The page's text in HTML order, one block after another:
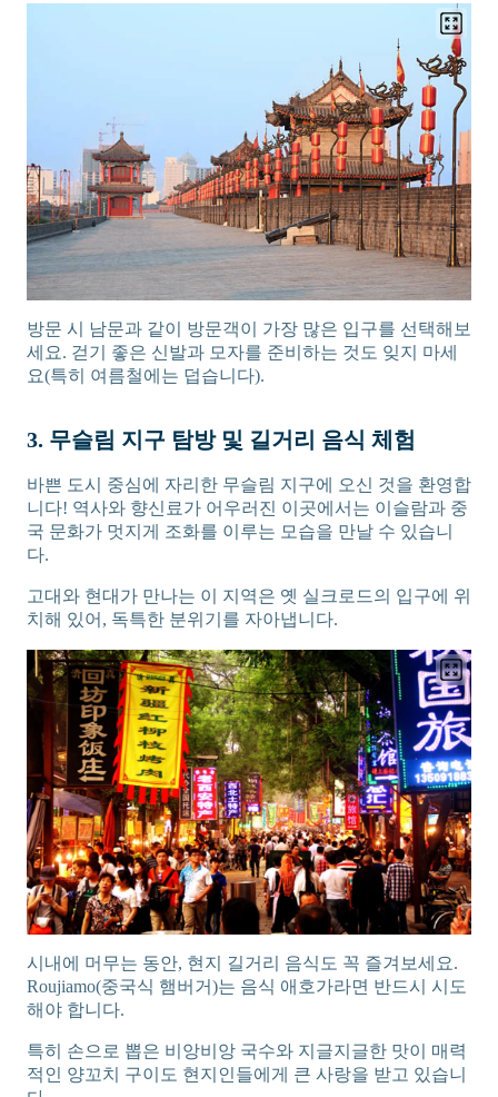
방문 시 남문과 같이 방문객이 가장 많은 입구를 선택해보
세요. 걷기 좋은 신발과 모자를 준비하는 것도 잊지 마세
요(특히 여름철에는 덥습니다).
3. 무슬림 지구 탐방 및 길거리 음식 체험
바쁜 도시 중심에 자리한 무슬림 지구에 오신 것을 환영합
니다! 역사와 향신료가 어우러진 이곳에서는 이슬람과 중
국 문화가 멋지게 조화를 이루는 모습을 만날 수 있습니
다.
고대와 현대가 만나는 이 지역은 옛 실크로드의 입구에 위
치해 있어, 독특한 분위기를 자아냅니다.
시내에 머무는 동안, 현지 길거리 음식도 꼭 즐겨보세요.
Roujiamo(중국식 햄버거)는 음식 애호가라면 반드시 시도
해야 합니다.
특히 손으로 뽑은 비앙비앙 국수와 지글지글한 맛이 매력
적인 양꼬치 구이도 현지인들에게 큰 사랑을 받고 있습니